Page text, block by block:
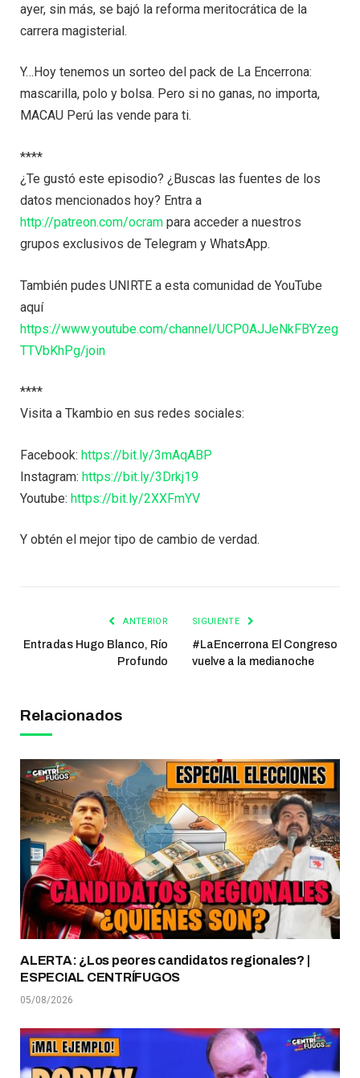
ayer, sin más, se bajó la reforma meritocrática de la
carrera magisterial.
Y…Hoy tenemos un sorteo del pack de La Encerrona:
mascarilla, polo y bolsa. Pero si no ganas, no importa,
MACAU Perú las vende para ti.
****
¿Te gustó este episodio? ¿Buscas las fuentes de los
datos mencionados hoy? Entra a
http://patreon.com/ocram para acceder a nuestros
grupos exclusivos de Telegram y WhatsApp.
También pudes UNIRTE a esta comunidad de YouTube
aquí
https://www.youtube.com/channel/UCP0AJJeNkFBYzeg
TTVbKhPg/join
****
Visita a Tkambio en sus redes sociales:
Facebook: https://bit.ly/3mAqABP
Instagram: https://bit.ly/3Drkj19
Youtube: https://bit.ly/2XXFmYV
Y obtén el mejor tipo de cambio de verdad.
ANTERIOR
Entradas Hugo Blanco, Río
Profundo
SIGUIENTE
#LaEncerrona El Congreso
vuelve a la medianoche
Relacionados
ALERTA: ¿Los peores candidatos regionales? |
ESPECIAL CENTRÍFUGOS
05/08/2026